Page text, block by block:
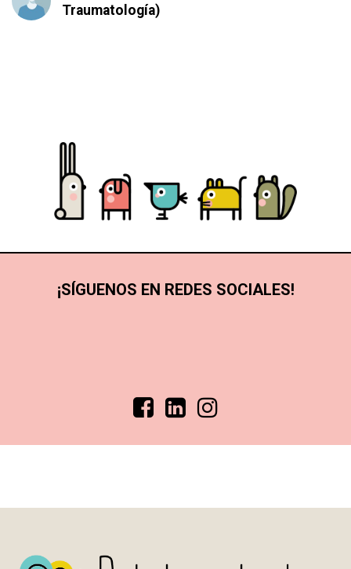
Traumatología)
¡SÍGUENOS EN REDES SOCIALES!